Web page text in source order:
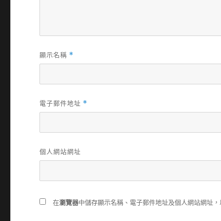
顯示名稱 *
電子郵件地址 *
個人網站網址
在瀏覽器中儲存顯示名稱、電子郵件地址及個人網站網址